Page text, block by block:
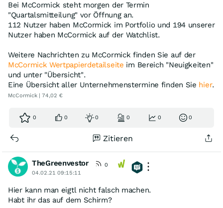
Bei McCormick steht morgen der Termin
"Quartalsmitteilung" vor Öffnung an.
112 Nutzer haben McCormick im Portfolio und 194 unserer
Nutzer haben McCormick auf der Watchlist.
Weitere Nachrichten zu McCormick finden Sie auf der
McCormick Wertpapierdetailseite im Bereich "Neuigkeiten"
und unter "Übersicht".
Eine Übersicht aller Unternehmenstermine finden Sie hier.
McCormick | 74,02 €
0 0 0 0 0 0
Zitieren
TheGreenvestor
0
04.02.21 09:15:11
Hier kann man eigtl nicht falsch machen.
Habt ihr das auf dem Schirm?